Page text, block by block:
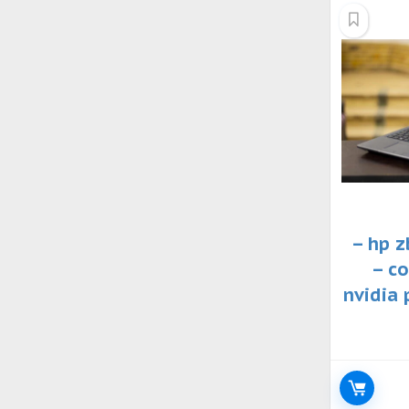
لابتوب hp zbook 15 g5 –
معالج core i7-8750h –